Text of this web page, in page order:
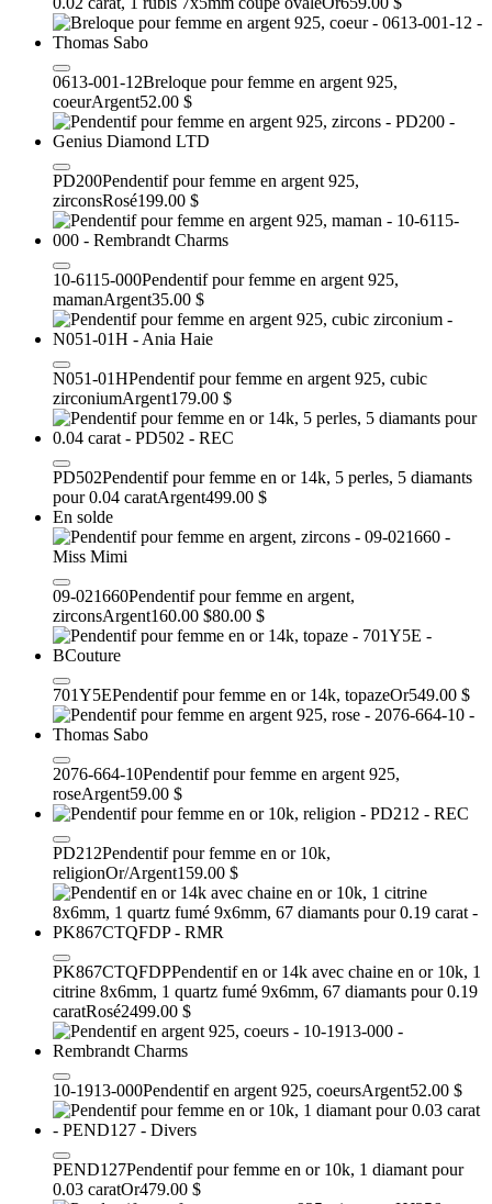
0613-001-12Breloque pour femme en argent 925,
coeurArgent52.00 $
PD200Pendentif pour femme en argent 925,
zirconsRosé199.00 $
10-6115-000Pendentif pour femme en argent 925,
mamanArgent35.00 $
N051-01HPendentif pour femme en argent 925, cubic
zirconiumArgent179.00 $
PD502Pendentif pour femme en or 14k, 5 perles, 5 diamants
pour 0.04 caratArgent499.00 $
En solde
09-021660Pendentif pour femme en argent,
zirconsArgent160.00 $80.00 $
701Y5EPendentif pour femme en or 14k, topazeOr549.00 $
2076-664-10Pendentif pour femme en argent 925,
roseArgent59.00 $
PD212Pendentif pour femme en or 10k,
religionOr/Argent159.00 $
PK867CTQFDPPendentif en or 14k avec chaine en or 10k, 1
citrine 8x6mm, 1 quartz fumé 9x6mm, 67 diamants pour 0.19
caratRosé2499.00 $
10-1913-000Pendentif en argent 925, coeursArgent52.00 $
PEND127Pendentif pour femme en or 10k, 1 diamant pour
0.03 caratOr479.00 $